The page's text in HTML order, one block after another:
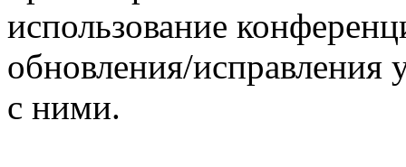
использование
обновления/исправления
с ними.